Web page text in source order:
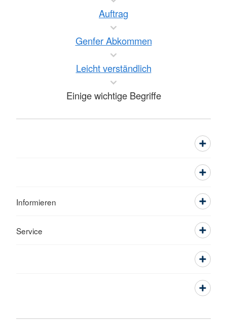
Auftrag
Genfer Abkommen
Leicht verständlich
Einige wichtige Begriffe
Informieren
Service